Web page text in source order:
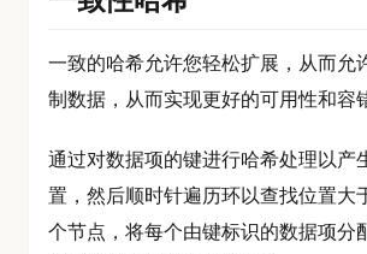
一致的哈希允许您轻松扩展，从而允
制数据，从而实现更好的可用性和容
通过对数据项的键进行哈希处理以产
置，然后顺时针遍历环以查找位置大
个节点，将每个由键标识的数据项分